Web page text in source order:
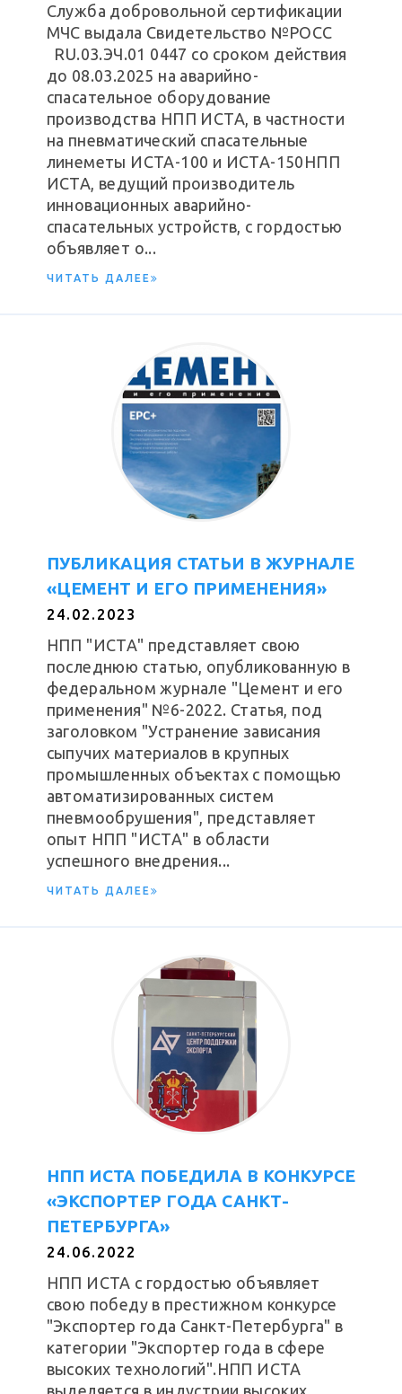
Служба добровольной сертификации
МЧС выдала Свидетельство №РОСС
RU.03.ЭЧ.01 0447 со сроком действия
до 08.03.2025 на аварийно-
спасательное оборудование
производства НПП ИСТА, в частности
на пневматический спасательные
линеметы ИСТА-100 и ИСТА-150НПП
ИСТА, ведущий производитель
инновационных аварийно-
спасательных устройств, с гордостью
объявляет о...
ЧИТАТЬ ДАЛЕЕ
ПУБЛИКАЦИЯ СТАТЬИ В ЖУРНАЛЕ
«ЦЕМЕНТ И ЕГО ПРИМЕНЕНИЯ»
24.02.2023
НПП "ИСТА" представляет свою
последнюю статью, опубликованную в
федеральном журнале "Цемент и его
применения" №6-2022. Статья, под
заголовком "Устранение зависания
сыпучих материалов в крупных
промышленных объектах с помощью
автоматизированных систем
пневмообрушения", представляет
опыт НПП "ИСТА" в области
успешного внедрения...
ЧИТАТЬ ДАЛЕЕ
НПП ИСТА ПОБЕДИЛА В КОНКУРСЕ
«ЭКСПОРТЕР ГОДА САНКТ-
ПЕТЕРБУРГА»
24.06.2022
НПП ИСТА с гордостью объявляет
свою победу в престижном конкурсе
"Экспортер года Санкт-Петербурга" в
категории "Экспортер года в сфере
высоких технологий".НПП ИСТА
выделяется в индустрии высоких